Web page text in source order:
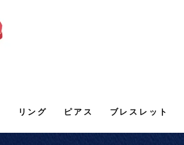
リング ピアス ブレスレット